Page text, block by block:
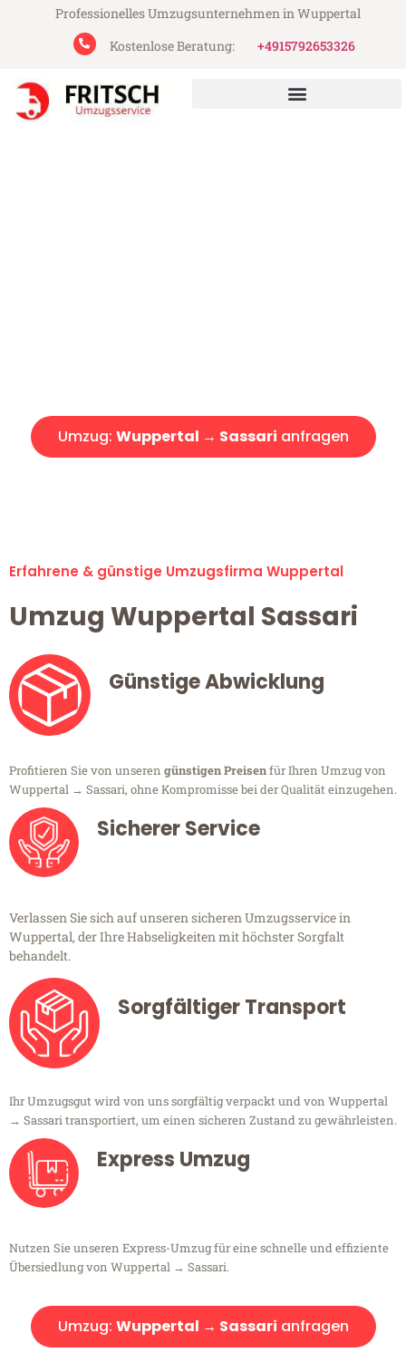
Professionelles Umzugsunternehmen in Wuppertal
Kostenlose Beratung:
+4915792653326
Umzug: Wuppertal → Sassari anfragen
Erfahrene & günstige Umzugsfirma Wuppertal
Umzug Wuppertal Sassari
Günstige Abwicklung
Profitieren Sie von unseren günstigen Preisenfür Ihren Umzug von
Wuppertal → Sassari, ohne Kompromisse bei der Qualität einzugehen.
Sicherer Service
Verlassen Sie sich auf unseren sicheren Umzugsservice in
Wuppertal, der Ihre Habseligkeiten mit höchster Sorgfalt
behandelt.
Sorgfältiger Transport
Ihr Umzugsgut wird von uns sorgfältig verpackt und von Wuppertal
→ Sassari transportiert, um einen sicheren Zustand zu gewährleisten.
Express Umzug
Nutzen Sie unseren Express-Umzug für eine schnelle und effiziente
Übersiedlung von Wuppertal → Sassari.
Umzug: Wuppertal → Sassari anfragen